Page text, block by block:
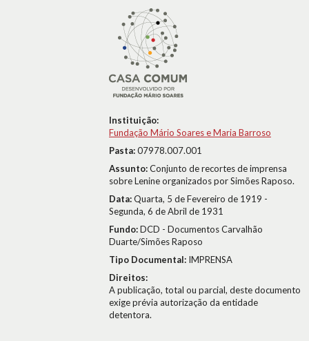
Instituição:
Fundação Mário Soares e Maria Barroso
Pasta:07978.007.001
Assunto:Conjunto de recortes de imprensa
sobre Lenine organizados por Simões Raposo.
Data:Quarta, 5 de Fevereiro de 1919 -
Segunda, 6 de Abril de 1931
Fundo:DCD - Documentos Carvalhão
Duarte/Simões Raposo
Tipo Documental: IMPRENSA
Direitos:
A publicação, total ou parcial, deste documento
exige prévia autorização da entidade
detentora.